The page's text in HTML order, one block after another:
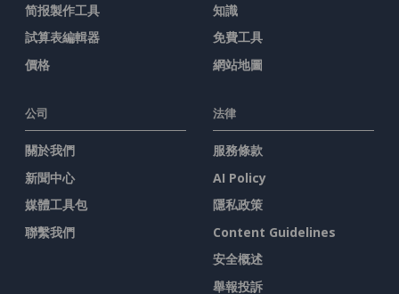
简报製作工具
試算表編輯器
價格
知識
免費工具
網站地圖
公司
關於我們
新聞中心
媒體工具包
聯繫我們
法律
服務條款
AI Policy
隱私政策
Content Guidelines
安全概述
舉報投訴